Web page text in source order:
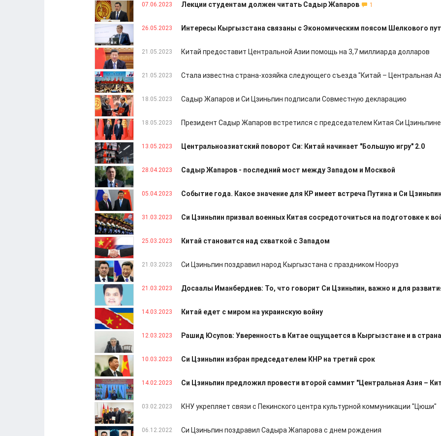
07.06.2023 Лекции студентам должен читать Садыр Жапаров 1
26.05.2023 Интересы Кыргызстана связаны с Экономическим поясом Шелкового
21.05.2023 Китай предоставит Центральной Азии помощь на 3,7 миллиарда долларов
21.05.2023 Стала известна страна-хозяйка следующего съезда "Китай – Центральная
18.05.2023 Садыр Жапаров и Си Цзиньпин подписали Совместную декларацию
18.05.2023 Президент Садыр Жапаров встретился с председателем Китая Си
13.05.2023 Центральноазиатский поворот Си: Китай начинает "Большую игру" 2.0
28.04.2023 Садыр Жапаров - последний мост между Западом и Москвой
05.04.2023 Событие года. Какое значение для КР имеет встреча Путина и Си
31.03.2023 Си Цзиньпин призвал военных Китая сосредоточиться на подготовке к
25.03.2023 Китай становится над схваткой с Западом
21.03.2023 Си Цзиньпин поздравил народ Кыргызстана с праздником Нооруз
21.03.2023 Досаалы Иманбердиев: То, что говорит Си Цзиньпин, важно и для
14.03.2023 Китай едет с миром на украинскую войну
12.03.2023 Рашид Юсупов: Уверенность в Китае ощущается в Кыргызстане и в
10.03.2023 Си Цзиньпин избран председателем КНР на третий срок
14.02.2023 Си Цзиньпин предложил провести второй саммит "Центральная Азия –
03.02.2023 КНУ укрепляет связи с Пекинского центра культурной коммуникации "Цюши"
06.12.2022 Си Цзиньпин поздравил Садыра Жапарова с днем рождения